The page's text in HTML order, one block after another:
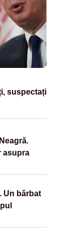
suspectați
asupra
Un bărbat